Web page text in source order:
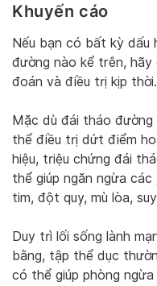
Khuyến cáo
Nếu bạn có bất kỳ dấu
đường nào kể trên,
đoán và điều trị kịp thời.
Mặc dù đái tháo
thể điều trị dứt điểm
hiệu, triệu chứng đái
thể giúp ngăn ngừa các
tim, đột quỵ, mù lòa,
Duy trì lối sống lành
bằng, tập thể dục
có thể giúp phòng